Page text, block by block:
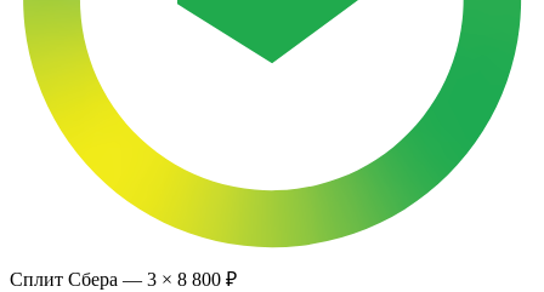
Сплит Сбера — 3 × 8 800 ₽